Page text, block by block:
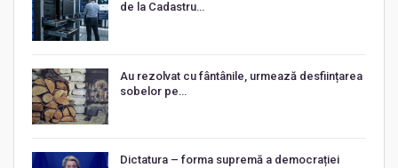
de la Cadastru…
Au rezolvat cu fântânile, urmează desființarea
sobelor pe…
Dictatura – forma supremă a democrației